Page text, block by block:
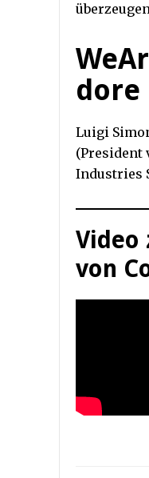
dore
Luigi
(President
Industries
Video
von